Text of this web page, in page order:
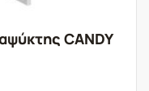
CANDY